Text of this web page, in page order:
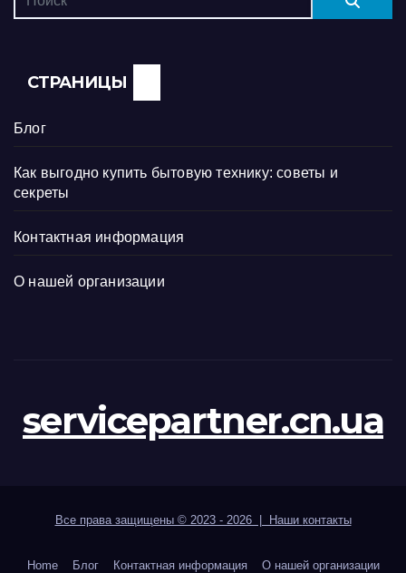
СТРАНИЦЫ
Блог
Как выгодно купить бытовую технику: советы и
секреты
Контактная информация
О нашей организации
servicepartner.cn.ua
Все права защищены © 2023 - 2026 | Наши контакты
Home Блог Контактная информация О нашей организации